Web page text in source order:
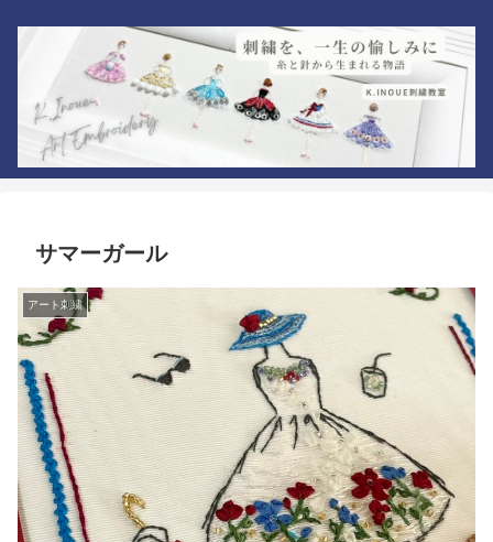
サマーガール
アート刺繍